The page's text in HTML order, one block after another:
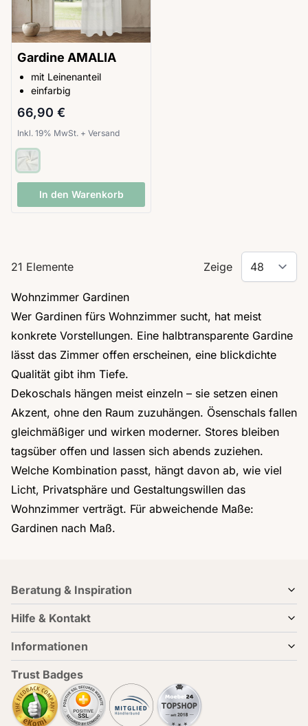
Gardine AMALIA
mit Leinenanteil
einfarbig
66,90 €
Inkl. 19% MwSt. + Versand
In den Warenkorb
21 Elemente Zeige
Wohnzimmer Gardinen
Wer Gardinen fürs Wohnzimmer sucht, hat meist
konkrete Vorstellungen. Eine halbtransparente Gardine
lässt das Zimmer offen erscheinen, eine blickdichte
Qualität gibt ihm Tiefe.
Dekoschals hängen meist einzeln – sie setzen einen
Akzent, ohne den Raum zuzuhängen. Ösenschals fallen
gleichmäßiger und wirken moderner. Stores bleiben
tagsüber offen und lassen sich abends zuziehen.
Welche Kombination passt, hängt davon ab, wie viel
Licht, Privatsphäre und Gestaltungswillen das
Wohnzimmer verträgt. Für abweichende Maße:
Gardinen nach Maß.
Beratung & Inspiration
Hilfe & Kontakt
Informationen
Trust Badges